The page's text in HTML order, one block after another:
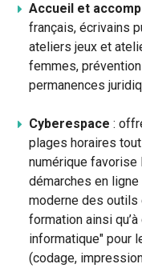
Accueil et
français, écrivains
ateliers jeux et
femmes,
permanences
Cyberespace :
plages horaires
numérique favorise
démarches en
moderne des outils
formation ainsi
informatique" pour
(codage, impression